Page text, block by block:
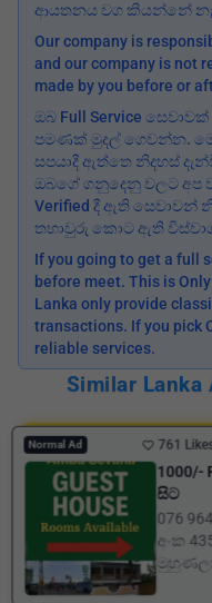
ආයතනය වග කියන්නේ
Our company is
and our company is not
made by you before or
ඔබ Full Service
පමණක් මුදල් ගෙවන්න.
සපයාදී ඇත්තෙ නිදහස්
ඔබගේ ගනුදෙනු වලට අප
Verified දී ඇති
තහාවුරු කොට ඇති
If you going to get a full
before meet. This is
Lanka only provide
transactions. If you pick
reliable services.
Similar Lanka
Normal Ad 761
1000/- Rooms වාද්දුව 💸 Room ගාස්තු . 1000
සිට
076
අංක
මුහුණලා) 🛏️ අංග සම්පූර්ණ කාමර